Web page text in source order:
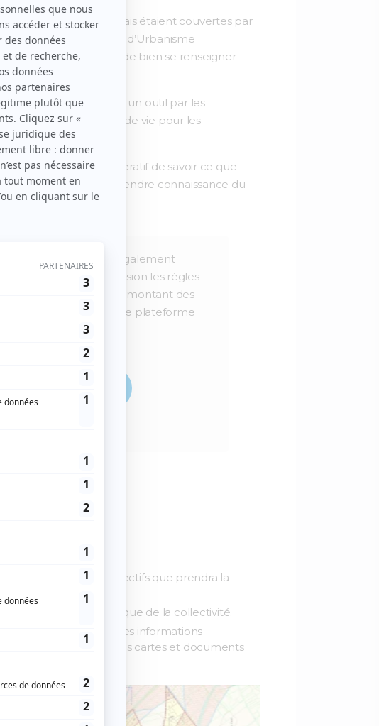
le territoire français étaient couvertes par
un PLUi (Plan Local d’Urbanisme
D’où la nécessité de bien se renseigner
. Il est utilisé comme un outil par les
une certaine qualité de vie pour les
maison, il est impératif de savoir ce que
C’est pourquoi prendre connaissance du
vous pouvez également
connaître avec précision les règles
droit de propriété ou le montant des
pouvez utiliser notre plateforme
en ligne
:
en question.
de présenter les objectifs que prendra la
la vision stratégique de la collectivité.
vous trouverez toutes les informations
et interpréter les cartes et documents